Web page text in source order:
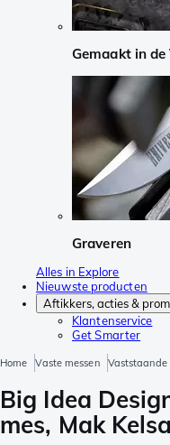
Gemaakt in
Graveren
Alles in Explore
Nieuwste producten
Aftikkers, acties &
Klantenservice
Get Smarter
Home Vaste messen Vaststaande
Big Idea
mes, Mak